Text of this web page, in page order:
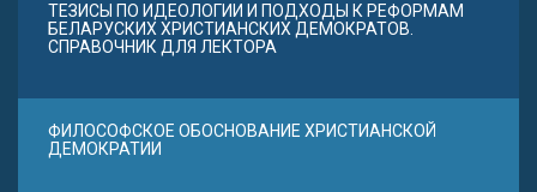
ТЕЗИСЫ ПО ИДЕОЛОГИИ И ПОДХОДЫ К РЕФОРМАМ
БЕЛАРУСКИХ ХРИСТИАНСКИХ ДЕМОКРАТОВ.
СПРАВОЧНИК ДЛЯ ЛЕКТОРА
ФИЛОСОФСКОЕ ОБОСНОВАНИЕ ХРИСТИАНСКОЙ
ДЕМОКРАТИИ